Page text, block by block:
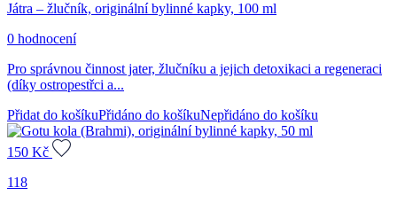
Játra – žlučník, originální bylinné kapky, 100 ml
0 hodnocení
Pro správnou činnost jater, žlučníku a jejich detoxikaci a regeneraci
(díky ostropestřci a...
Přidat do košíkuPřidáno do košíkuNepřidáno do košíku
150 Kč
118